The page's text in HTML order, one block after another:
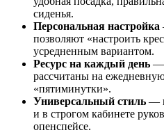
сиденья.
Персональная настройка
позволяют «настроить
усредненным вариантом.
Ресурс на каждый день —
рассчитаны на
«пятиминутки».
Универсальный стиль —
и в строгом кабинете
опенспейсе.